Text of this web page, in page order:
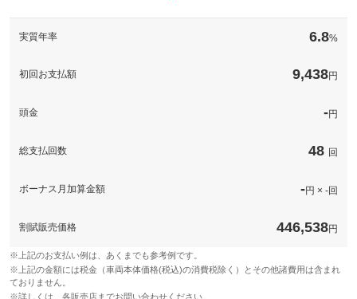
実質年率 6.8%
初回お支払額 9,438円
頭金 -円
総支払回数 48 回
ボーナス月加算金額 -円 × -回
割賦販売価格 446,538円
※上記のお支払い例は、あくまでも参考例です。
※上記の金額には税金（車両本体価格(税込)の消費税除く）とその他諸費用は含まれ
ておりません。
※詳しくは、各販売店までお問い合わせください。